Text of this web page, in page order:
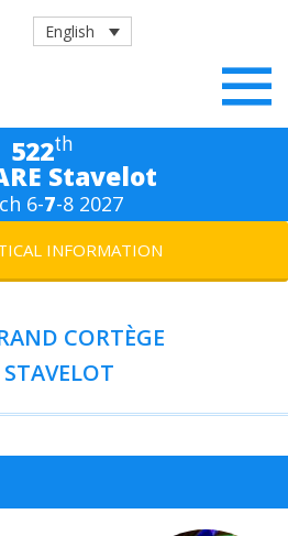
English
522th
Stavelot
6-7-8 2027
INFORMATION
CORTÈGE